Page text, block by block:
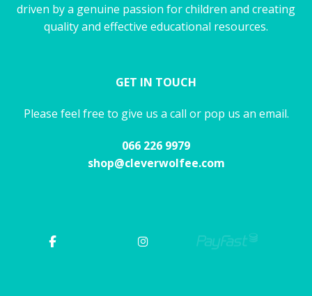
driven by a genuine passion for children and creating
quality and effective educational resources.
GET IN TOUCH
Please feel free to give us a call or pop us an email.
066 226 9979
shop@cleverwolfee.com